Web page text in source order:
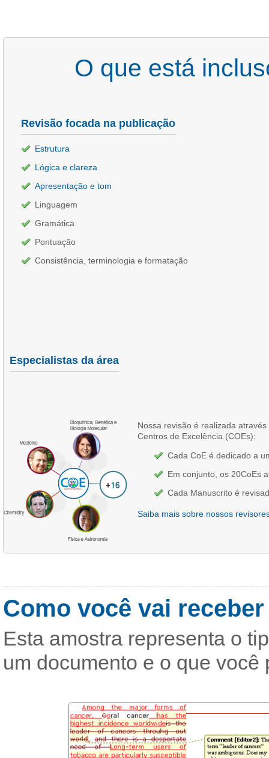
O que está
Revisão focada na publicação
Estrutura
Lógica e clareza
Apresentação e tom
Linguagem
Gramática
Pontuação
Consistência, terminologia e formatação
Especialistas da área
Nossa revisão é realizada
Centros de Excelência (COEs):
Cada CoE é dedicado a
Em conjunto, os 20CoEs
Cada Manuscrito é
Saiba mais sobre nossos
Como você vai
Esta amostra representa o
um documento e o que você